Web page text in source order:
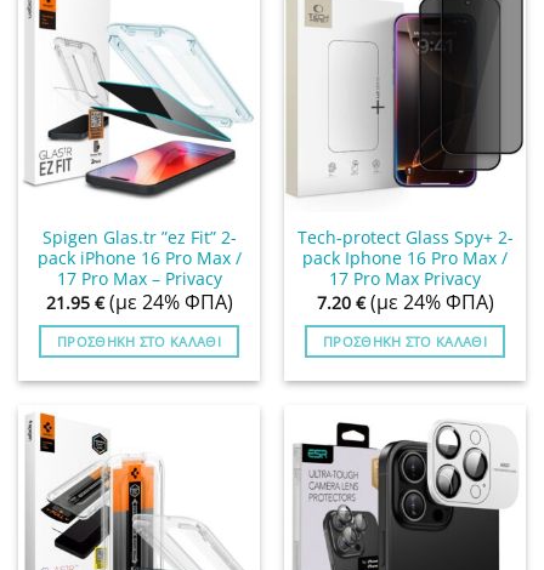
Spigen Glas.tr ”ez Fit” 2-
pack iPhone 16 Pro Max /
17 Pro Max – Privacy
21.95 € (με 24% ΦΠΑ)
ΠΡΟΣΘΉΚΗ ΣΤΟ ΚΑΛΆΘΙ
Tech-protect Glass Spy+ 2-
pack Iphone 16 Pro Max /
17 Pro Max Privacy
7.20 € (με 24% ΦΠΑ)
ΠΡΟΣΘΉΚΗ ΣΤΟ ΚΑΛΆΘΙ